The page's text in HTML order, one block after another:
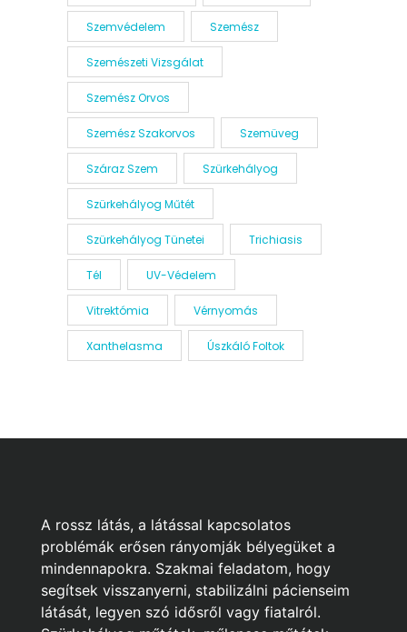
Szemvédelem Szemész
Szemészeti Vizsgálat
Szemész Orvos
Szemész Szakorvos Szemüveg
Száraz Szem Szürkehályog
Szürkehályog Műtét
Szürkehályog Tünetei Trichiasis
Tél UV-Védelem
Vitrektómia Vérnyomás
Xanthelasma Úszkáló Foltok
A rossz látás, a látással kapcsolatos
problémák erősen rányomják bélyegüket a
mindennapokra. Szakmai feladatom, hogy
segítsek visszanyerni, stabilizálni pácienseim
látását, legyen szó idősről vagy fiatalról.